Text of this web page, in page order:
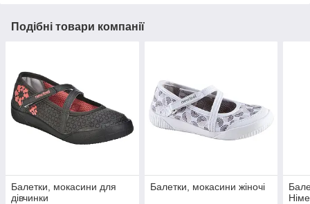
Подібні товари компанії
Балетки, мокасини для
дівчинки
Балетки, мокасини жіночі